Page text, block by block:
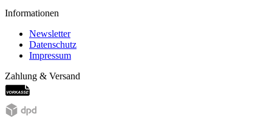
Informationen
Newsletter
Datenschutz
Impressum
Zahlung & Versand